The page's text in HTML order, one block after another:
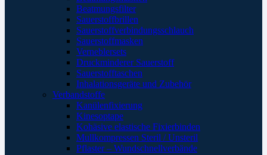
Beatmungsfilter
Sauerstoffbrillen
Sauerstoffverbindungsschlauch
Sauerstoffmasken
Verneblersets
Druckminderer Sauerstoff
Sauerstofftaschen
Inhalationsgeräte und Zubehör
Verbandstoffe
Kanülenfixierung
Kinesoptape
Kohäsive elastische Fixierbinden
Mullkompressen Steril / Unsteril
Pflaster – Wundschnellverbände